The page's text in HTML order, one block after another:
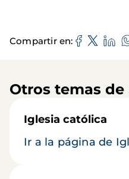
Compartir en
Otros temas
Iglesia católica
Ir a la página de